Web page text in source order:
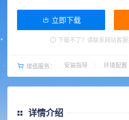
立即下载
下载不了？请联系网站客服
增值服务： 安装指导 环境配置
详情介绍